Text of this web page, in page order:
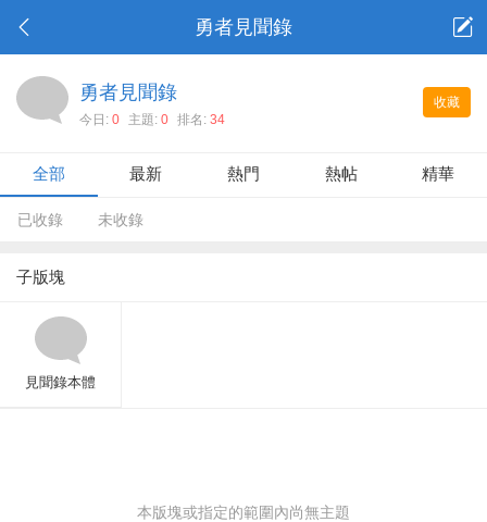
勇者見聞錄
收藏
勇者見聞錄
今日: 0 主題: 0 排名: 34
全部 最新 熱門 熱帖 精華
已收錄 未收錄
子版塊
見聞錄本體
本版塊或指定的範圍內尚無主題